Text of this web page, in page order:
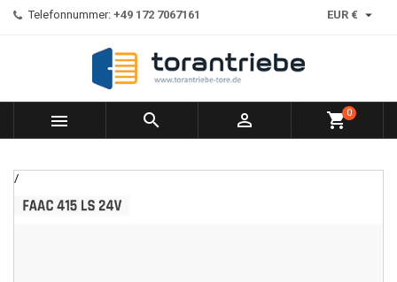
Telefonnummer: +49 172 7067161 EUR € 
   shopping_cart0
/